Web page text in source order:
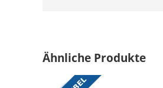
Ähnliche Produkte